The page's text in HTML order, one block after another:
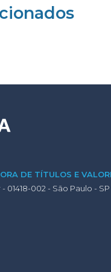
DE TÍTULOS E
01418-002 - São Paulo - SP